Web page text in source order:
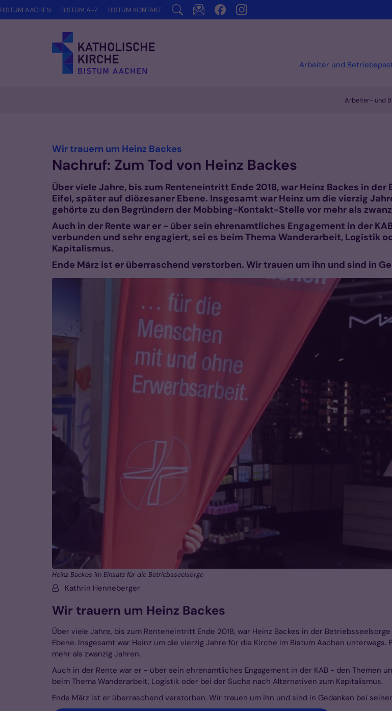
Zum Inhalt springen
Arbeiter und
BISTUM AACHEN BISTUM A-Z BISTUM KONTAKT
Arbeiter- und
Wir trauern um Heinz Backes
Nachruf: Zum Tod von Heinz Backes
Über viele Jahre, bis zum Renteneintritt Ende 2018, war Heinz Backes in
Eifel, später auf diözesaner Ebene. Insgesamt war Heinz um die vierzig
gehörte zu den Begründern der Mobbing-Kontakt-Stelle vor mehr als
Auch in der Rente war er - über sein ehrenamtliches Engagement in der
verbunden und sehr engagiert, sei es beim Thema Wanderarbeit, Logistik
Kapitalismus.
Ende März ist er überraschend verstorben. Wir trauen um ihn und sind in
Heinz Backes im Einsatz für die Betriebsseelsorge
Von:Kathrin Henneberger
Wir trauern um Heinz Backes
Über viele Jahre, bis zum Renteneintritt Ende 2018, war Heinz Backes in der
Ebene. Insgesamt war Heinz um die vierzig Jahre für die Kirche im Bistum Aachen
mehr als zwanzig Jahren.
Auch in der Rente war er - über sein ehrenamtliches Engagement in der KAB - den Themen
beim Thema Wanderarbeit, Logistik oder bei der Suche nach Alternativen zum Kapitalismus.
Ende März ist er überraschend verstorben. Wir trauen um ihn und sind in Gedanken bei seiner